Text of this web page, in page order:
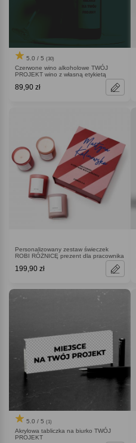
5.0 / 5 (30)
Czerwone wino alkoholowe TWÓJ
PROJEKT wino z własną etykietą
89,90 zł
Personalizowany zestaw świeczek
ROBI RÓŻNICĘ prezent dla pracownika
199,90 zł
5.0 / 5 (1)
Akrylowa tabliczka na biurko TWÓJ
PROJEKT